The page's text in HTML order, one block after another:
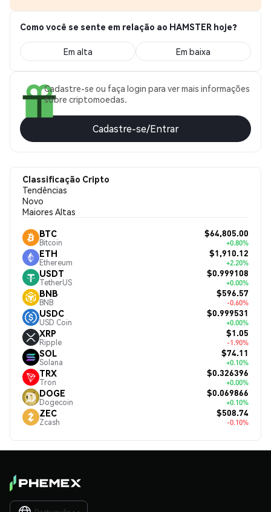
Como você se sente em relação ao HAMSTER hoje?
Em alta Em baixa
Cadastre-se ou faça login para ver mais informações
sobre criptomoedas.
Cadastre-se/Entrar
Classificação Cripto
Tendências
Novo
Maiores Altas
BTC
Bitcoin
$64,805.00
+0.80%
ETH
Ethereum
$1,910.12
+2.20%
USDT
TetherUS
$0.999108
+0.00%
BNB
BNB
$596.57
-0.60%
USDC
USD Coin
$0.999531
+0.00%
XRP
Ripple
$1.05
-1.90%
SOL
Solana
$74.11
+0.10%
TRX
Tron
$0.326396
+0.00%
DOGE
Dogecoin
$0.069866
+0.10%
ZEC
Zcash
$508.74
-0.10%